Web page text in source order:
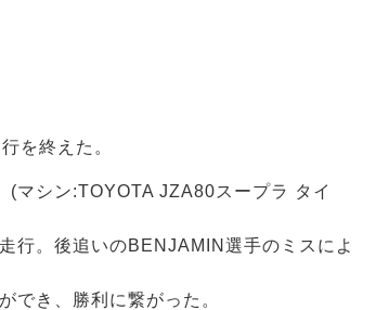
を終えた。
マシン:TOYOTA JZA80スープラ タイ
行。後追いのBENJAMIN選手のミスによ
でき、勝利に繋がった。